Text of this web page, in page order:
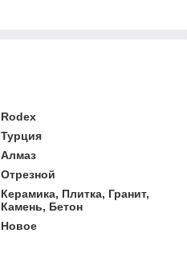
Rodex
Турция
Алмаз
Отрезной
Керамика, Плитка, Гранит,
Камень, Бетон
Новое